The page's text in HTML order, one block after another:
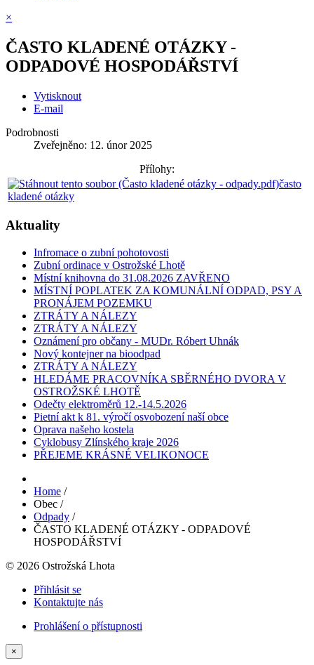
×
ČASTO KLADENÉ OTÁZKY -
ODPADOVÉ HOSPODÁŘSTVÍ
Vytisknout
E-mail
Podrobnosti
Zveřejněno: 12. únor 2025
Přílohy:
často
kladené otázky
Aktuality
Infromace o zubní pohotovosti
Zubní ordinace v Ostrožské Lhotě
Místní knihovna do 31.08.2026 ZAVŘENO
MÍSTNÍ POPLATEK ZA KOMUNÁLNÍ ODPAD, PSY A
PRONÁJEM POZEMKU
ZTRÁTY A NÁLEZY
ZTRÁTY A NÁLEZY
Oznámení pro občany - MUDr. Róbert Uhnák
Nový kontejner na bioodpad
ZTRÁTY A NÁLEZY
HLEDÁME PRACOVNÍKA SBĚRNÉHO DVORA V
OSTROŽSKÉ LHOTĚ
Odečty elektroměrů 12.-14.5.2026
Pietní akt k 81. výročí osvobození naší obce
Oprava našeho kostela
Cyklobusy Zlínského kraje 2026
PŘEJEME KRÁSNÉ VELIKONOCE
Home /
Obec /
Odpady /
ČASTO KLADENÉ OTÁZKY - ODPADOVÉ
HOSPODÁŘSTVÍ
© 2026 Ostrožská Lhota
Přihlásit se
Kontaktujte nás
Prohlášení o přístupnosti
×